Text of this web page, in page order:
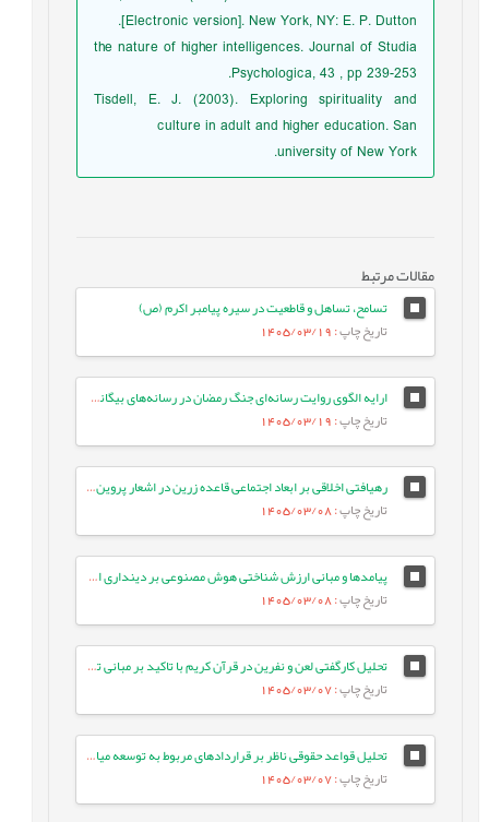
[Electronic version]. New York, NY: E. P. Dutton.
the nature of higher intelligences. Journal of Studia
Psychologica, 43 , pp 239-253.
Tisdell, E. J. (2003). Exploring spirituality and
culture in adult and higher education. San
university of New York.
مقالات مرتبط
تسامح، تساهل و قاطعیت در سیره پیامبر اکرم (ص)
تاریخ چاپ: 1405/03/19
ارایه الگوی روایت رسانه‌ای جنگ رمضان در رسانه‌های بیگانه: مطالعه موردی ایران اینترنشنال
تاریخ چاپ: 1405/03/19
رهیافتی اخلاقی بر ابعاد اجتماعی قاعده زرین در اشعار پروین اعتصامی
تاریخ چاپ: 1405/03/08
پیامدها و مبانی ارزش شناختی هوش مصنوعی بر دینداری انسان معاصر
تاریخ چاپ: 1405/03/08
تحلیل کارگفتی لعن و نفرین در قرآن کریم با تاکید بر مبانی تربیتی آن
تاریخ چاپ: 1405/03/07
تحلیل قواعد حقوقی ناظر بر قراردادهای مربوط به توسعه میادین مشترک نفت و گاز
تاریخ چاپ: 1405/03/07